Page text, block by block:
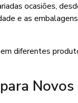
ocasiões,
e as embalagens
diferentes
Novos